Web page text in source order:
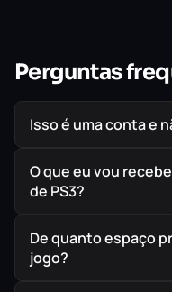
Perguntas
Isso é uma conta e
O que eu vou
de PS3?
De quanto espaço
jogo?